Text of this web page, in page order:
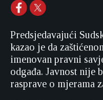
Predsjedavajući
kazao je da
imenovan pravni
odgađa. Javnost
rasprave o mjerama